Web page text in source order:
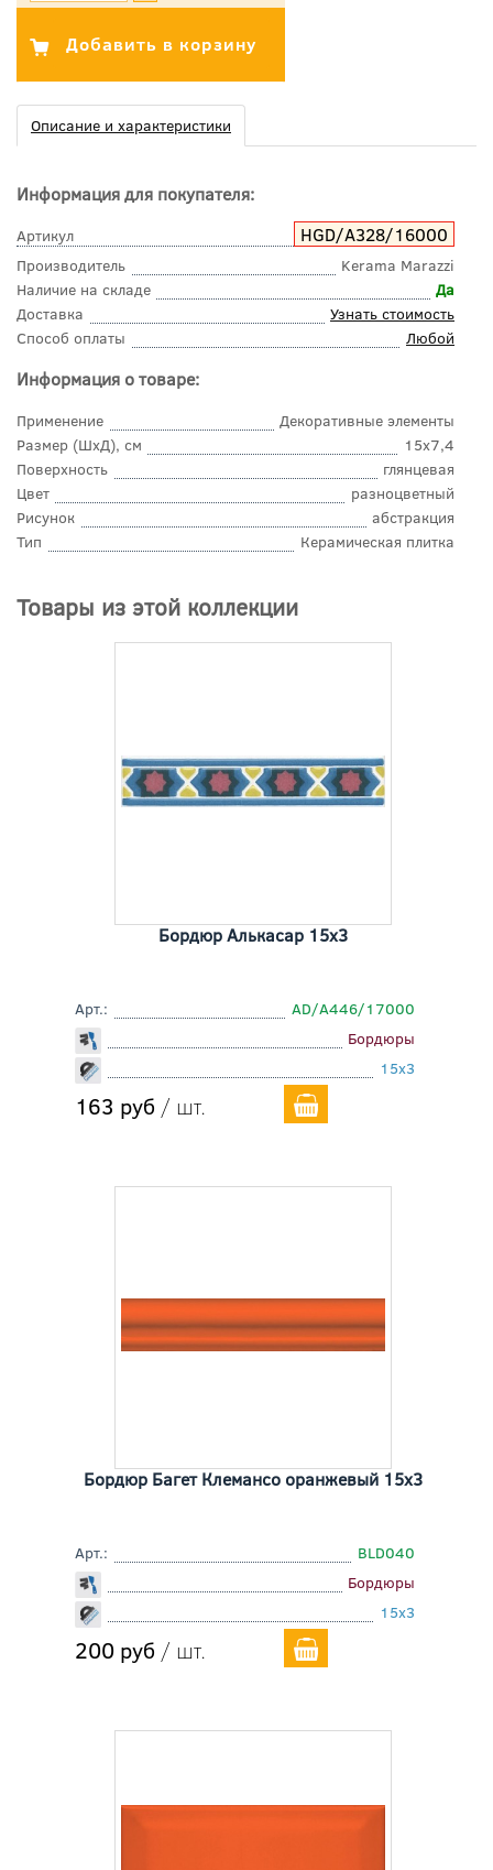
Описание и характеристики
Информация для покупателя:
Артикул HGD/A328/16000
Производитель
Kerama Marazzi
Наличие на складе
Да
Доставка
Узнать стоимость
Способ оплаты
Любой
Информация о товаре:
Применение
Декоративные элементы
Размер (ШхД), см
15x7,4
Поверхность
глянцевая
Цвет
разноцветный
Рисунок
абстракция
Тип
Керамическая плитка
Товары из этой коллекции
Бордюр Алькасар 15x3
Арт.:
AD/A446/17000
Бордюры
15x3
163 руб / шт.
Бордюр Багет Клемансо оранжевый 15x3
Арт.:
BLD040
Бордюры
15x3
200 руб / шт.